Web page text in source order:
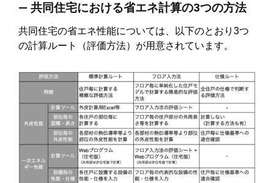
― 共同住宅における省エネ計算の3つの方法
共同住宅の省エネ性能については、以下のとおり3つ
の計算ルート（評価方法）が用意されています。